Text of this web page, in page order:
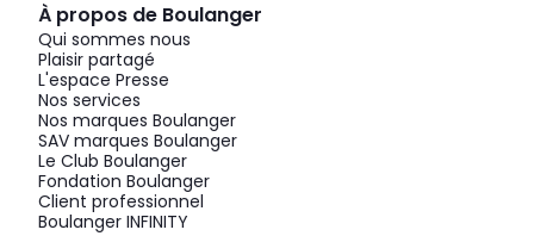
À propos de Boulanger
Qui sommes nous
Plaisir partagé
L'espace Presse
Nos services
Nos marques Boulanger
SAV marques Boulanger
Le Club Boulanger
Fondation Boulanger
Client professionnel
Boulanger INFINITY